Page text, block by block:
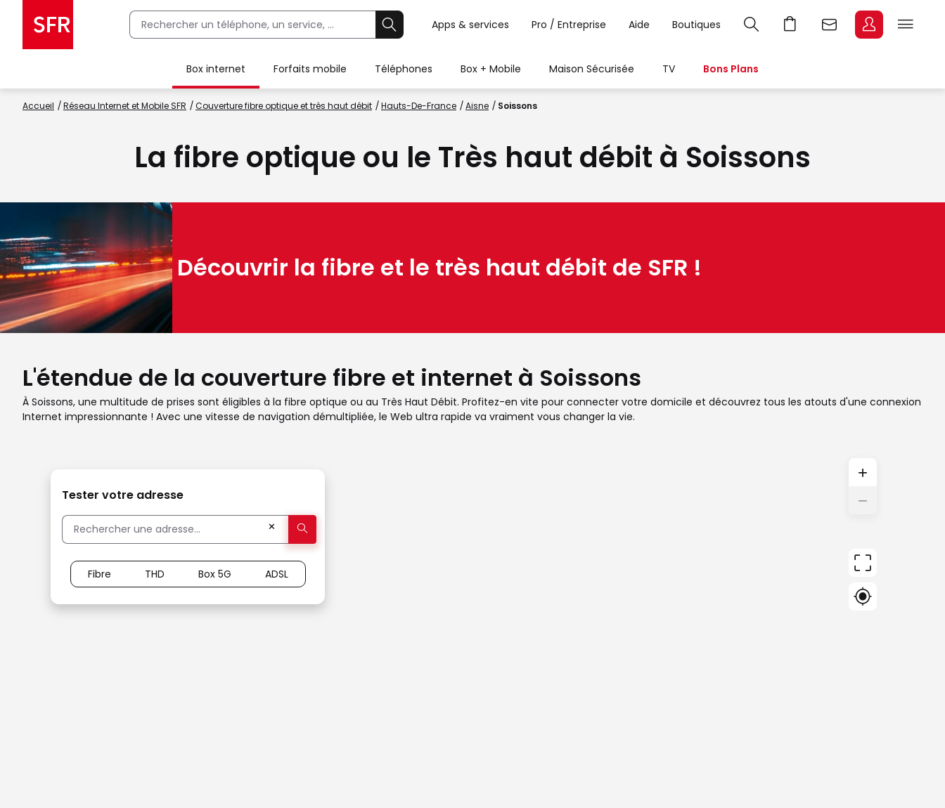
Apps & services Pro / Entreprise Aide Boutiques
Box internet Forfaits mobile Téléphones Box + Mobile Maison Sécurisée TV Bons Plans
Accueil Réseau Internet et Mobile SFR Couverture fibre optique et très haut débit Hauts-De-France Aisne Soissons
La fibre optique ou le Très haut débit à Soissons
Découvrir la fibre et le très haut débit de SFR !
L'étendue de la couverture fibre et internet à Soissons
À Soissons, une multitude de prises sont éligibles à la fibre optique ou au Très Haut Débit. Profitez-en vite pour connecter votre domicile et découvrez tous les atouts d'une connexion
Internet impressionnante ! Avec une vitesse de navigation démultipliée, le Web ultra rapide va vraiment vous changer la vie.
+
−
Tester votre adresse
✕
Fibre THD Box 5G ADSL